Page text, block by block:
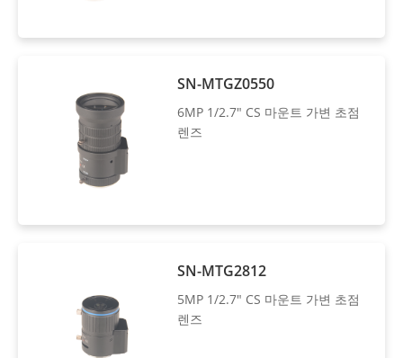
SN-MTGZ0550
6MP 1/2.7" CS 마운트 가변 초점
렌즈
SN-MTG2812
5MP 1/2.7" CS 마운트 가변 초점
렌즈